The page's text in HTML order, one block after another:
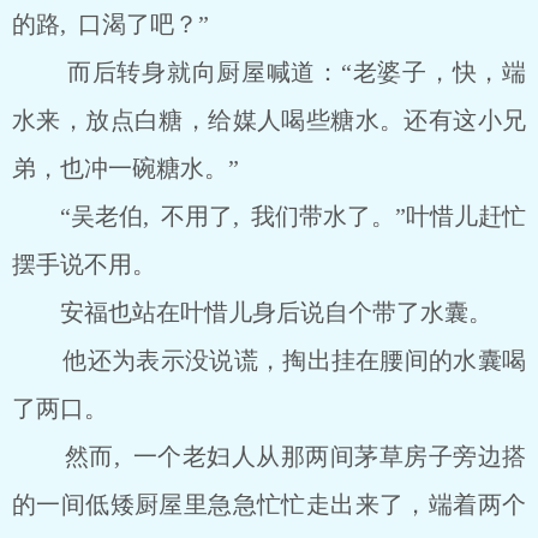
的路, 口渴了吧？”
而后转身就向厨屋喊道：“老婆子，快，端
水来，放点白糖，给媒人喝些糖水。还有这小兄
弟，也冲一碗糖水。”
“吴老伯, 不用了, 我们带水了。”叶惜儿赶忙
摆手说不用。
安福也站在叶惜儿身后说自个带了水囊。
他还为表示没说谎，掏出挂在腰间的水囊喝
了两口。
然而, 一个老妇人从那两间茅草房子旁边搭
的一间低矮厨屋里急急忙忙走出来了，端着两个